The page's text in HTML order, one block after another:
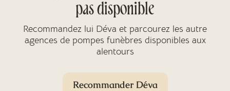
pas disponible
Recommandez lui Déva et parcourez les autre
agences de pompes funèbres disponibles aux
alentours
Recommander Déva